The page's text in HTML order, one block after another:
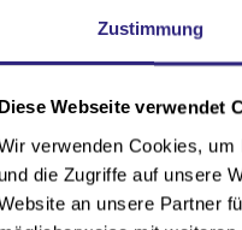
Zustimmung
Diese Webseite verwendet
verwenden Cookies,
und die Zugriffe auf unsere
an unsere Partner
kümmern sich unter
und gerissene
oder verklemmte
und